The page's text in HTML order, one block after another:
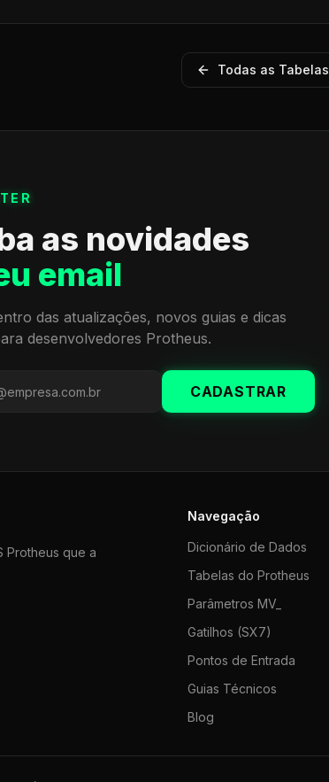
Todas as Tabelas
as novidades
email
das atualizações, novos guias e dicas
desenvolvedores Protheus.
CADASTRAR
Protheus que a
Navegação
Dicionário de Dados
Tabelas do Protheus
Parâmetros MV_
Gatilhos (SX7)
Pontos de Entrada
Guias Técnicos
Blog